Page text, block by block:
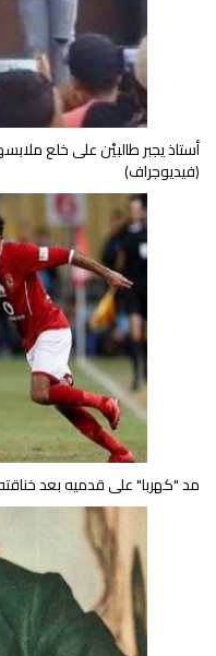
أستاذ يجبر طالبيْن على خلع
(فيديوجراف)
مد "كهربا" على قدميه بعد